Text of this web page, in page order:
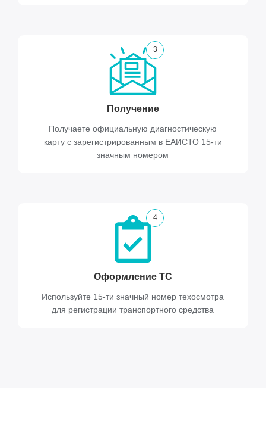
3
Получение
Получаете официальную диагностическую
карту с зарегистрированным в ЕАИСТО 15-ти
значным номером
4
Оформление ТС
Используйте 15-ти значный номер техосмотра
для регистрации транспортного средства